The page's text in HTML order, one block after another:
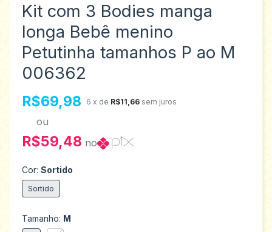
Kit com 3 Bodies manga
longa Bebê menino
Petutinha tamanhos P ao M
006362
R$69,98 6 x de R$11,66 sem juros
ou
R$59,48 no
Cor: Sortido
Sortido
Tamanho: M